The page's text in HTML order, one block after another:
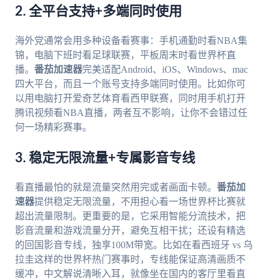
2. 全平台支持+多端同时使用
海外党通常会用多种设备看赛事：手机通勤时看NBA集
锦，电脑下班时看足球联赛，平板周末时看世界杯直
播。 番茄加速器完美适配Android、iOS、Windows、mac
四大平台，而且一个账号支持多端同时使用。比如你可
以用电脑打开爱奇艺体育看西甲联赛，同时用手机打开
腾讯视频看NBA直播，两者互不影响，让你不会错过任
何一场精彩赛事。
3. 稳定无限流量+专属影音专线
看直播最怕的就是流量突然用完或者画面卡顿。 番茄加
速器提供稳定无限流量，不用担心看一场世界杯比赛就
超出流量限制。更重要的是，它采用智能分流技术，把
影音流量和游戏流量分开，避免互相干扰；还设有精选
的回国影音专线，独享100M带宽。比如在看西班牙 vs 乌
拉圭这样的世界杯热门赛事时，专线能保证高清画质不
缓冲，中文解说清晰入耳，就像坐在国内的客厅里看直